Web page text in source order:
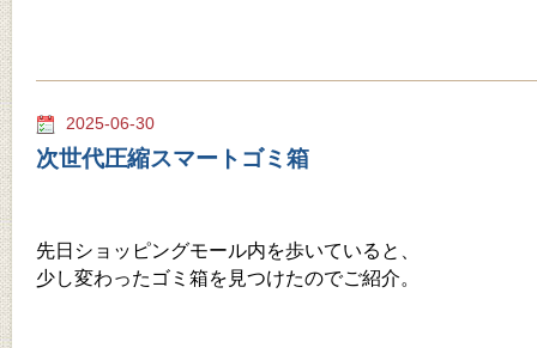
2025-06-30
次世代圧縮スマートゴミ箱
先日ショッピングモール内を歩いていると、
少し変わったゴミ箱を見つけたのでご紹介。